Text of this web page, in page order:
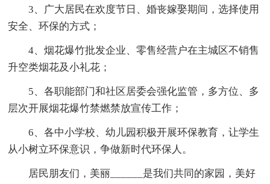
3、广大居民在欢度节日、婚丧嫁娶期间，选择使用
安全、环保的方式；
4、烟花爆竹批发企业、零售经营户在主城区不销售
升空类烟花及小礼花；
5、各职能部门和社区居委会强化监管，多方位、多
层次开展烟花爆竹禁燃禁放宣传工作；
6、各中小学校、幼儿园积极开展环保教育，让学生
从小树立环保意识，争做新时代环保人。
居民朋友们，美丽______是我们共同的家园，美好